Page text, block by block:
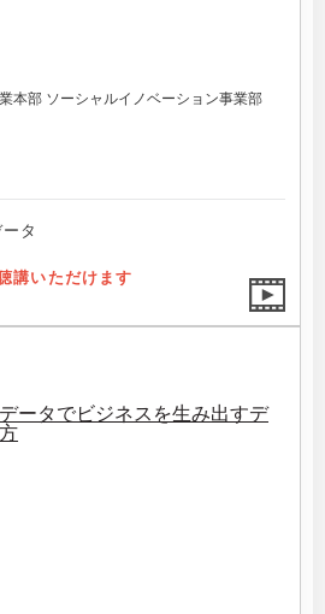
本部 ソーシャルイノベーション事業部
タ
講いただけます
ータでビジネスを生み出すデ